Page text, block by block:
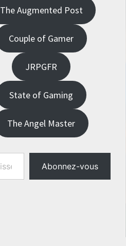
The Augmented Post
Couple of Gamer
JRPGFR
State of Gaming
The Angel Master
Abonnez-vous